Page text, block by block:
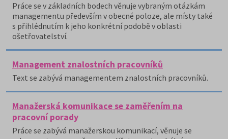
Práce se v základních bodech věnuje vybraným otázkám
managementu především v obecné poloze, ale místy také
s přihlédnutím k jeho konkrétní podobě v oblasti
ošetřovatelství.
Management znalostních pracovníků
Text se zabývá managementem znalostních pracovníků.
Manažerská komunikace se zaměřením na
pracovní porady
Práce se zabývá manažerskou komunikací, věnuje se